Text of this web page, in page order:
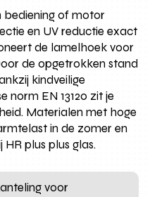
bediening of motor
en UV reductie exact
de lamelhoek voor
de opgetrokken stand
kindveilige
norm EN 13120 zit je
Materialen met hoge
in de zomer en
plus plus glas.
voor